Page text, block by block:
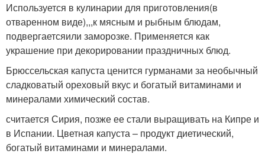
Используется в кулинарии для приготовления(в
отваренном виде),,,к мясным и рыбным блюдам,
подвергаетсяили заморозке. Применяется как
украшение при декорировании праздничных блюд.
Брюссельская капуста ценится гурманами за необычный
сладковатый ореховый вкус и богатый витаминами и
минералами химический состав.
считается Сирия, позже ее стали выращивать на Кипре и
в Испании. Цветная капуста – продукт диетический,
богатый витаминами и минералами.